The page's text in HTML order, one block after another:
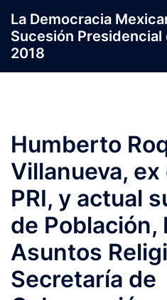
contenido
La Democracia
Sucesión Presidencial
2018
Humberto
Villanueva,
PRI, y actual
de Población,
Asuntos
Secretaría de